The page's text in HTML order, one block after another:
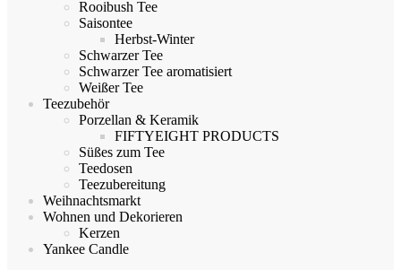
Rooibush Tee
Saisontee
Herbst-Winter
Schwarzer Tee
Schwarzer Tee aromatisiert
Weißer Tee
Teezubehör
Porzellan & Keramik
FIFTYEIGHT PRODUCTS
Süßes zum Tee
Teedosen
Teezubereitung
Weihnachtsmarkt
Wohnen und Dekorieren
Kerzen
Yankee Candle